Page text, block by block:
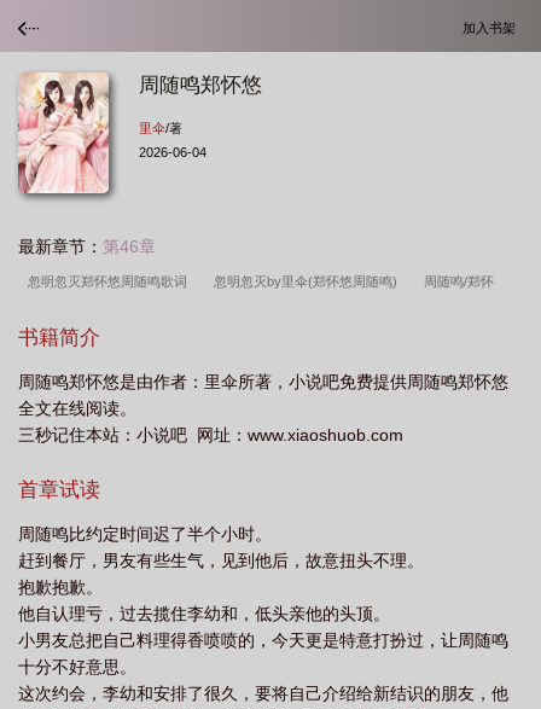
加入书架
周随鸣郑怀悠
里伞/著
2026-06-04
最新章节： 第46章
忽明忽灭郑怀悠周随鸣歌词 忽明忽灭by里伞(郑怀悠周随鸣) 周随鸣/郑怀
悠谁是攻
鸣txt全本
书籍简介
周随鸣郑怀悠是由作者：里伞所著，小说吧免费提供周随鸣郑怀悠
全文在线阅读。
三秒记住本站：小说吧 网址：www.xiaoshuob.com
首章试读
周随鸣比约定时间迟了半个小时。
赶到餐厅，男友有些生气，见到他后，故意扭头不理。
抱歉抱歉。
他自认理亏，过去揽住李幼和，低头亲他的头顶。
小男友总把自己料理得香喷喷的，今天更是特意打扮过，让周随鸣
十分不好意思。
这次约会，李幼和安排了很久，要将自己介绍给新结识的朋友，他